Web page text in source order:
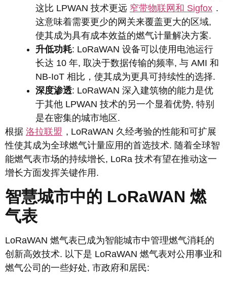
这比 LPWAN 技术更远 窄带物联网和 Sigfox .
这意味着需要更少的网关来覆盖更大的区域,
使其成为具有成本效益的燃气计量解决方案.
升低功耗: LoRaWAN 设备可以使用电池运行
长达 10 年, 取决于数据传输的频率, 与 AMI 和
NB-IoT 相比，使其成为更具可持续性的选择.
深度渗透: LoRaWAN 深入建筑物的能力是优
于其他 LPWAN 技术的另一个显着优势, 特别
是在密集的城市地区.
根据 洛拉联盟 , LoRaWAN 久经考验的性能和可扩展
性使其成为全球燃气计量应用的首选技术. 随着全球智
能燃气表市场的持续增长, LoRa 技术有望在推动这一
增长方面发挥关键作用.
智慧城市中的 LoRaWAN 燃
气表
LoRaWAN 燃气表已成为智能城市中管理燃气消耗的
创新高效技术. 以下是 LoRaWAN 燃气表对公用事业和
燃气公司的一些好处, 市政府和居民: